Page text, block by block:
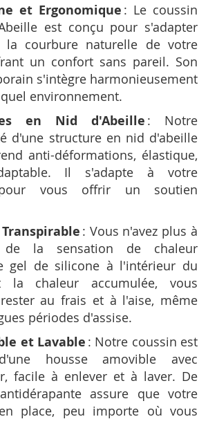
et Ergonomique : Le coussin
est conçu pour s'adapter
la courbure naturelle de votre
un confort sans pareil. Son
s'intègre harmonieusement
environnement.
en Nid d'Abeille : Notre
d'une structure en nid d'abeille
anti-déformations, élastique,
Il s'adapte à votre
pour vous offrir un soutien
: Vous n'avez plus à
de la sensation de chaleur
gel de silicone à l'intérieur du
la chaleur accumulée, vous
au frais et à l'aise, même
périodes d'assise.
et Lavable : Notre coussin est
housse amovible avec
facile à enlever et à laver. De
assure que votre
place, peu importe où vous